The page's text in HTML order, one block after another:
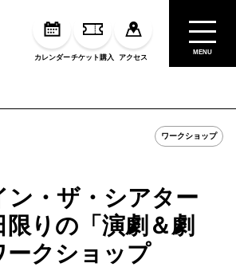
カレンダーチケット購入 アクセス
MENU
ワークショップ
ン・ザ・シアター
限りの「演劇＆劇
ークショップ